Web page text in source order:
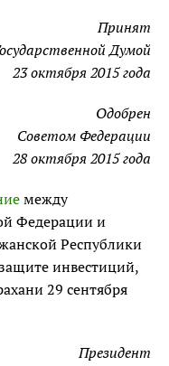
Принят
Думой
23 октября 2015 года
Одобрен
Советом Федерации
28 октября 2015 года
между
Федерации и
Республики
инвестиций,
29 сентября
Президент